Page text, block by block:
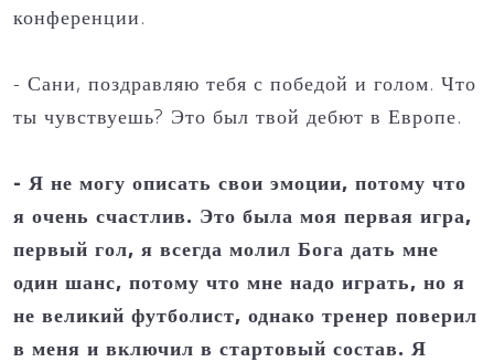
конференции.
- Сани, поздравляю тебя с победой и голом. Что
ты чувствуешь? Это был твой дебют в Европе.
- Я не могу описать свои эмоции, потому что
я очень счастлив. Это была моя первая игра,
первый гол, я всегда молил Бога дать мне
один шанс, потому что мне надо играть, но я
не великий футболист, однако тренер поверил
в меня и включил в стартовый состав. Я